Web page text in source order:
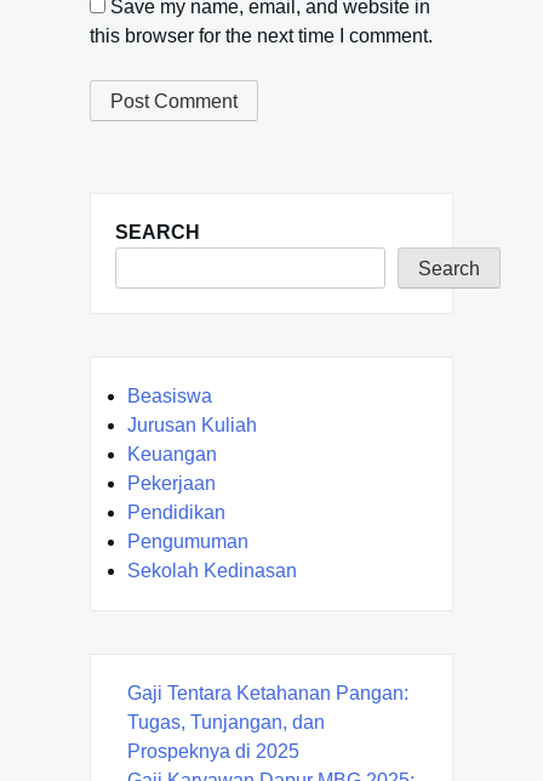
Save my name, email, and website in
this browser for the next time I comment.
SEARCH
Search
Beasiswa
Jurusan Kuliah
Keuangan
Pekerjaan
Pendidikan
Pengumuman
Sekolah Kedinasan
Gaji Tentara Ketahanan Pangan:
Tugas, Tunjangan, dan
Prospeknya di 2025